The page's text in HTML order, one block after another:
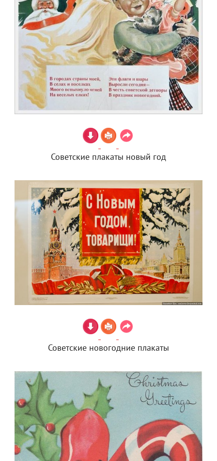
Советские плакаты новый год
Советские новогодние плакаты